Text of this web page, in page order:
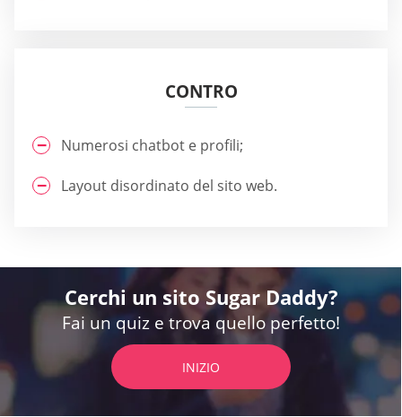
CONTRO
Numerosi chatbot e profili;
Layout disordinato del sito web.
Cerchi un sito Sugar Daddy?
Fai un quiz e trova quello perfetto!
INIZIO